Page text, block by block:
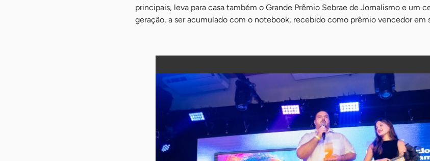
principais, leva para casa também o Grande Prêmio Sebrae de Jornalismo e um
geração, a ser acumulado com o notebook, recebido como prêmio vencedor em